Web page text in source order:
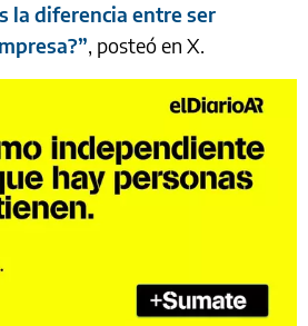
la diferencia entre ser
, posteó en X.